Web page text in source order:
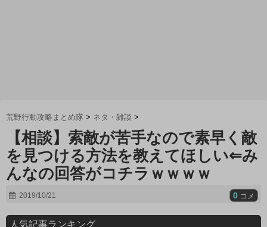
荒野行動攻略まとめ隊 > ネタ・雑談 >
【相談】索敵が苦手なので素早く敵
を見つける方法を教えてほしい⇐み
んなの回答がコチラｗｗｗｗ
2019/10/21 0 コメ
人気記事ランキング